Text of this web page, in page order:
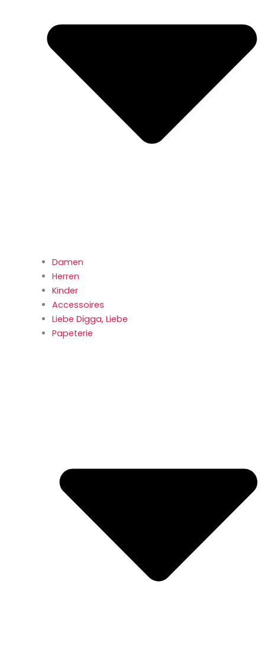
Damen
Herren
Kinder
Accessoires
Liebe Digga, Liebe
Papeterie